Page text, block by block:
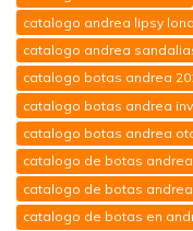
catalogo andrea lipsy
catalogo andrea
catalogo botas andrea
catalogo botas andrea
catalogo botas andrea
catalogo de botas andrea
catalogo de botas
catalogo de botas en